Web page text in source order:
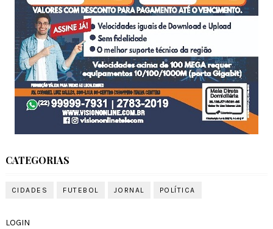
CATEGORIAS
CIDADES FUTEBOL JORNAL POLÍTICA
LOGIN